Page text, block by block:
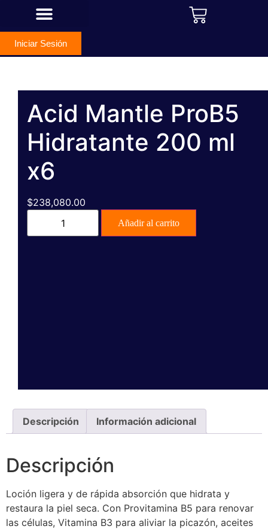
Iniciar Sesión
Acid Mantle ProB5
Hidratante 200 ml
x6
$238,080.00
Añadir al carrito
Descripción Información adicional
Descripción
Loción ligera y de rápida absorción que hidrata y
restaura la piel seca. Con Provitamina B5 para renovar
las células, Vitamina B3 para aliviar la picazón, aceites